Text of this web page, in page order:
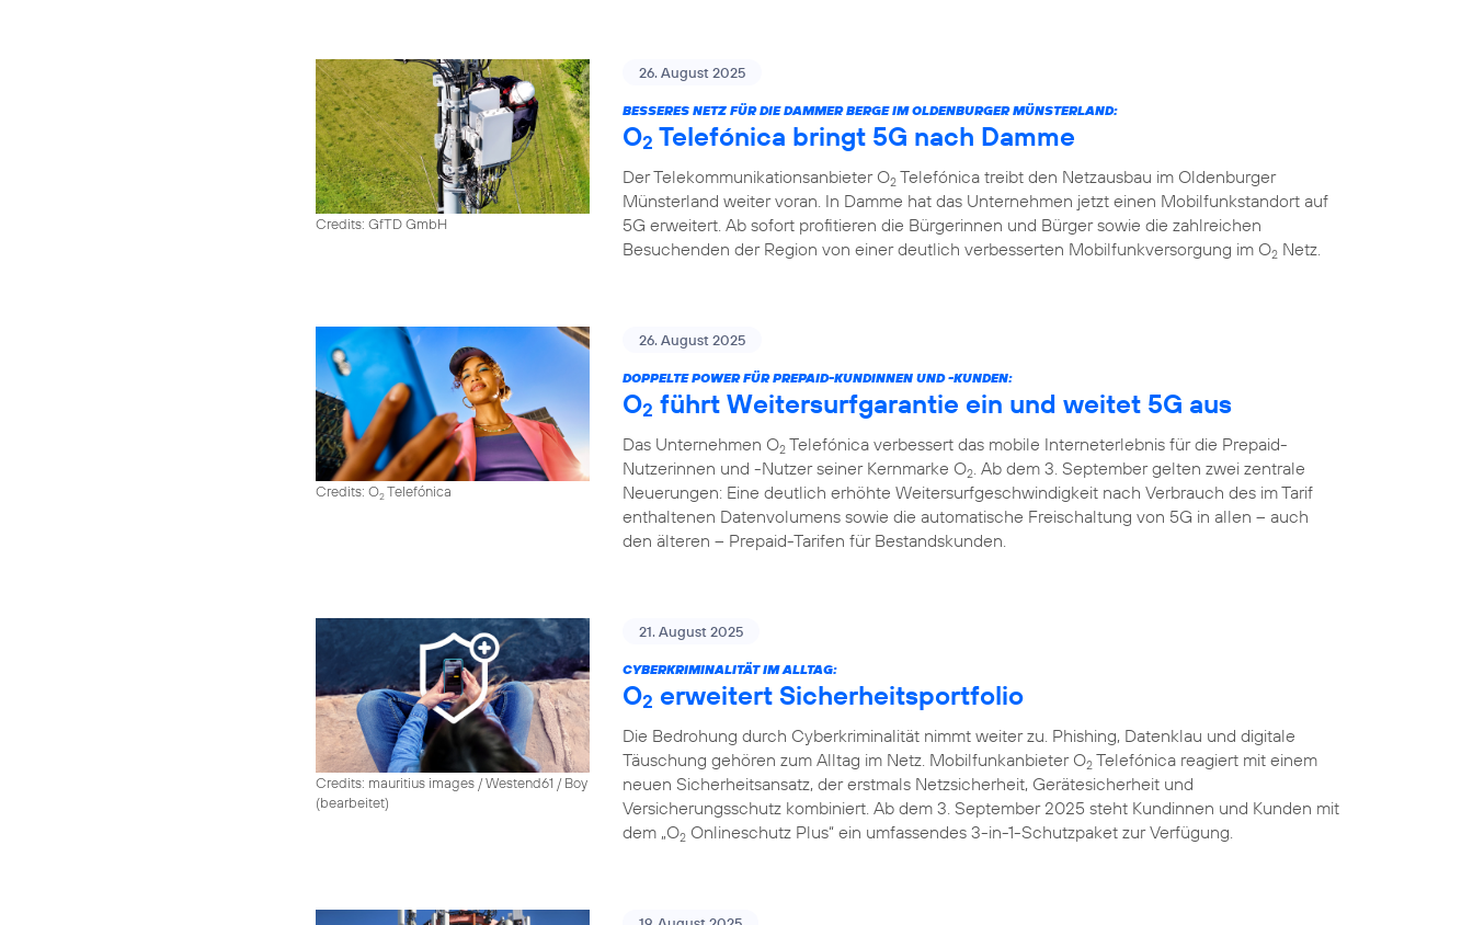
Credits: GfTD GmbH
26. August 2025
BESSERES NETZ FÜR DIE DAMMER BERGE IM OLDENBURGER MÜNSTERLAND:
O2 Telefónica bringt 5G nach Damme
Der Telekommunikationsanbieter O2 Telefónica treibt den Netzausbau im Oldenburger
Münsterland weiter voran. In Damme hat das Unternehmen jetzt einen Mobilfunkstandort auf
5G erweitert. Ab sofort profitieren die Bürgerinnen und Bürger sowie die zahlreichen
Besuchenden der Region von einer deutlich verbesserten Mobilfunkversorgung im O2 Netz.
Credits: O2Telefónica
26. August 2025
DOPPELTE POWER FÜR PREPAID-KUNDINNEN UND -KUNDEN:
O2 führt Weitersurfgarantie ein und weitet 5G aus
Das Unternehmen O2 Telefónica verbessert das mobile Interneterlebnis für die Prepaid-
Nutzerinnen und -Nutzer seiner Kernmarke O2. Ab dem 3. September gelten zwei zentrale
Neuerungen: Eine deutlich erhöhte Weitersurfgeschwindigkeit nach Verbrauch des im Tarif
enthaltenen Datenvolumens sowie die automatische Freischaltung von 5G in allen – auch
den älteren – Prepaid-Tarifen für Bestandskunden.
Credits: mauritius images / Westend61 / Boy
(bearbeitet)
21. August 2025
CYBERKRIMINALITÄT IM ALLTAG:
O2 erweitert Sicherheitsportfolio
Die Bedrohung durch Cyberkriminalität nimmt weiter zu. Phishing, Datenklau und digitale
Täuschung gehören zum Alltag im Netz. Mobilfunkanbieter O2 Telefónica reagiert mit einem
neuen Sicherheitsansatz, der erstmals Netzsicherheit, Gerätesicherheit und
Versicherungsschutz kombiniert. Ab dem 3. September 2025 steht Kundinnen und Kunden mit
dem „O2 Onlineschutz Plus“ ein umfassendes 3-in-1-Schutzpaket zur Verfügung.